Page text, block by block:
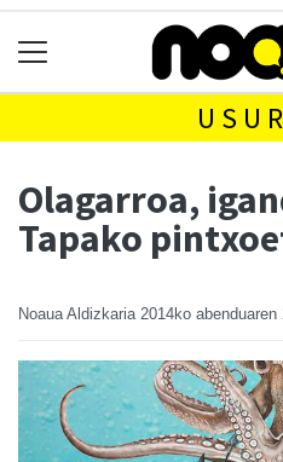
Olagarroa,
Tapako
Noaua Aldizkaria 2014ko abenduaren